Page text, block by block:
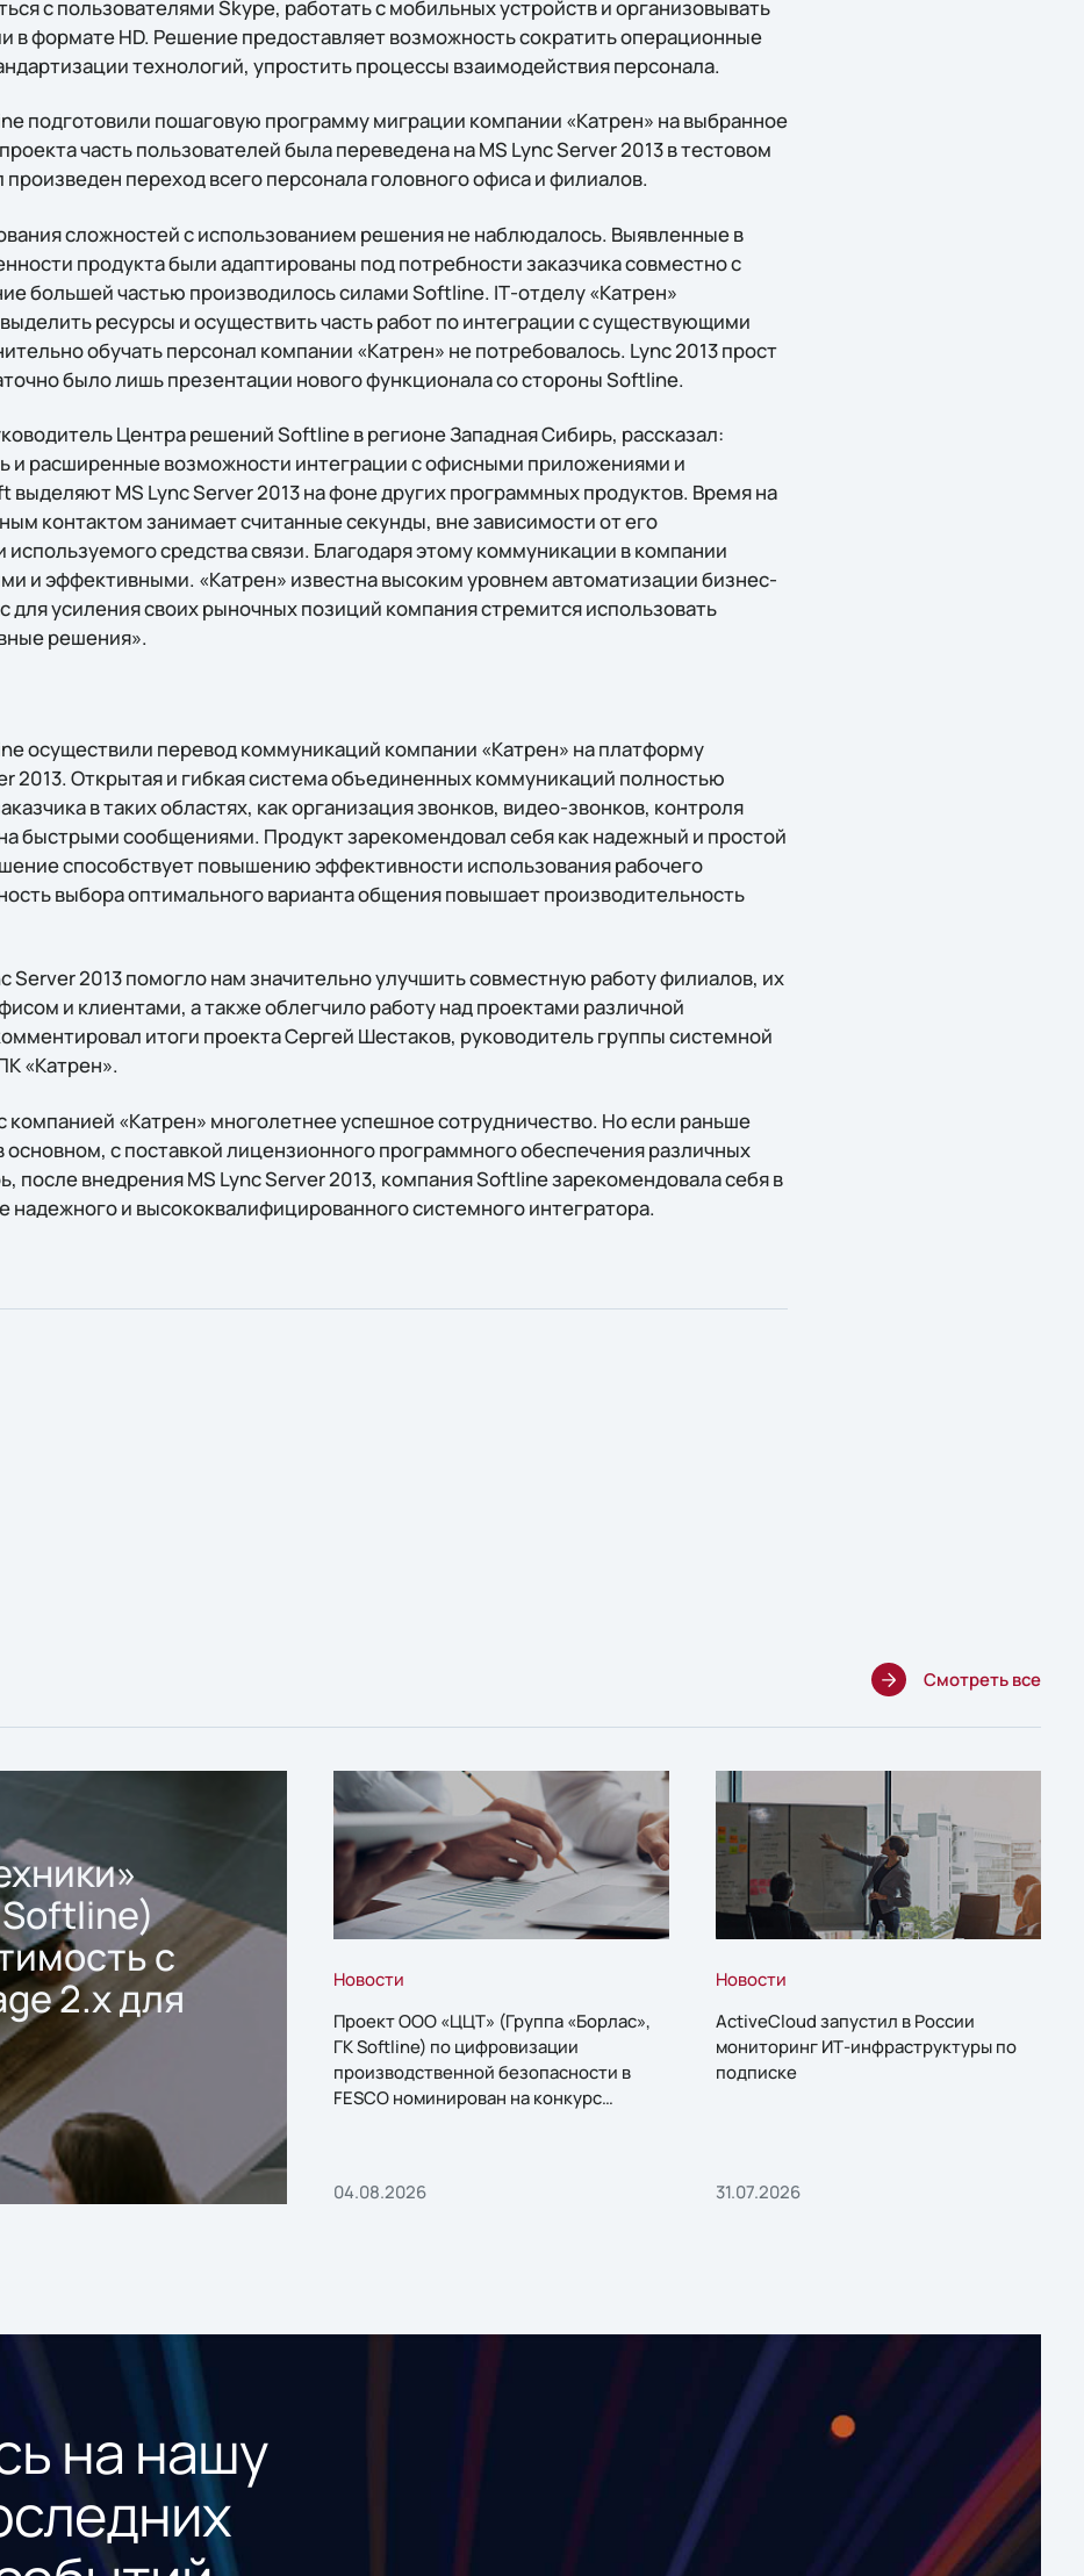
с пользователями Skype, работать с мобильных устройств и организовывать
в формате HD. Решение предоставляет возможность сократить операционные
технологий, упростить процессы взаимодействия персонала.
подготовили пошаговую программу миграции компании «Катрен» на выбранное
часть пользователей была переведена на MS Lync Server 2013 в тестовом
переход всего персонала головного офиса и филиалов.
сложностей с использованием решения не наблюдалось. Выявленные в
продукта были адаптированы под потребности заказчика совместно с
большей частью производилось силами Softline. IТ-отделу «Катрен»
ресурсы и осуществить часть работ по интеграции с существующими
обучать персонал компании «Катрен» не потребовалось. Lync 2013 прост
было лишь презентации нового функционала со стороны Softline.
Центра решений Softline в регионе Западная Сибирь, рассказал:
и расширенные возможности интеграции с офисными приложениями и
выделяют MS Lync Server 2013 на фоне других программных продуктов. Время на
контактом занимает считанные секунды, вне зависимости от его
средства связи. Благодаря этому коммуникации в компании
и эффективными. «Катрен» известна высоким уровнем автоматизации бизнес-
для усиления своих рыночных позиций компания стремится использовать
решения».
осуществили перевод коммуникаций компании «Катрен» на платформу
2013. Открытая и гибкая система объединенных коммуникаций полностью
в таких областях, как организация звонков, видео-звонков, контроля
быстрыми сообщениями. Продукт зарекомендовал себя как надежный и простой
способствует повышению эффективности использования рабочего
выбора оптимального варианта общения повышает производительность
Server 2013 помогло нам значительно улучшить совместную работу филиалов, их
и клиентами, а также облегчило работу над проектами различной
итоги проекта Сергей Шестаков, руководитель группы системной
«Катрен».
компанией «Катрен» многолетнее успешное сотрудничество. Но если раньше
основном, с поставкой лицензионного программного обеспечения различных
после внедрения MS Lync Server 2013, компания Softline зарекомендовала себя в
надежного и высококвалифицированного системного интегратора.
Смотреть все
Softline)
с
2.x для
Новости
Проект ООО «ЦЦТ» (Группа «Борлас»,
ГК Softline) по цифровизации
производственной безопасности в
FESCO номинирован на конкурс
04.08.2026
Новости
ActiveCloud запустил в России
мониторинг ИТ-инфраструктуры по
подписке
31.07.2026
на нашу